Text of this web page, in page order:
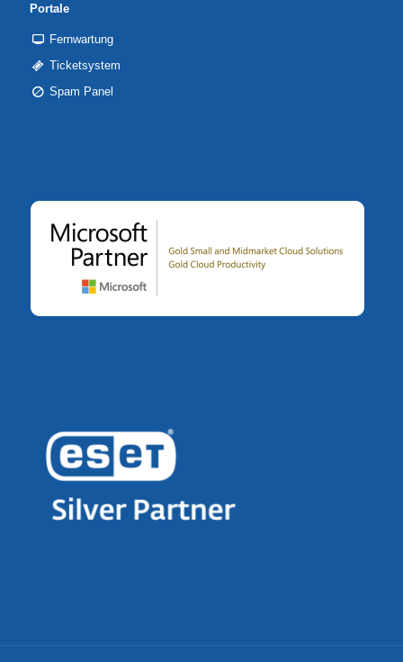
Portale
Fernwartung
Ticketsystem
Spam Panel